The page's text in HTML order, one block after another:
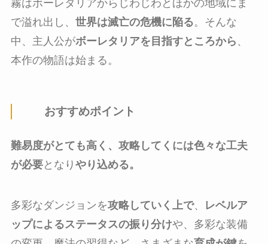
霧はボーレタリアからじわじわとほかの地域にま
で溢れ出し、 世界は滅亡の危機に陥る。そんな
中、主人公がボーレタリアを目指すところから 、
本作の物語は始まる。
おすすめポイント
難易度がとても高く、攻略してくには色々な工夫
が必要となり やり込める。
多彩なダンジョンを攻略していく上で、
レベルア
ップによるステータスの振り分けや、多彩な装備